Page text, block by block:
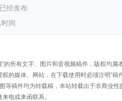
经发布
间
的所有文字、图片和音视频稿件，版权均
的媒体、网站，在下载使用时必须注明“
等稿件均为转载稿，本站转载出于非商业
电或来函联系。